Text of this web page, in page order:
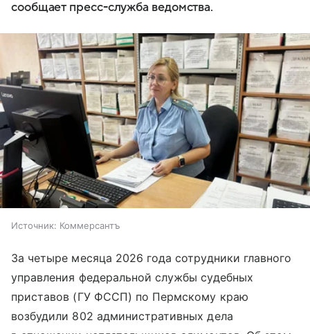
сообщает пресс-служба ведомства.
Источник: Коммерсантъ
За четыре месяца 2026 года сотрудники главного
управления федеральной службы судебных
приставов (ГУ ФССП) по Пермскому краю
возбудили 802 административных дела